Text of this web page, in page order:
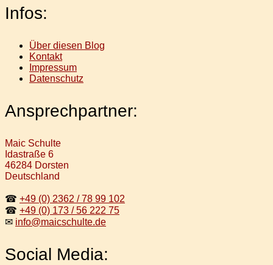
Infos:
Über diesen Blog
Kontakt
Impressum
Datenschutz
Ansprechpartner:
Maic Schulte
Idastraße 6
46284 Dorsten
Deutschland
☎ +49 (0) 2362 / 78 99 102
☎ +49 (0) 173 / 56 222 75
✉ info@maicschulte.de
Social Media: